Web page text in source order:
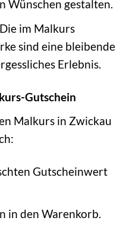
Wünschen gestalten.
Die im Malkurs
sind eine bleibende
Erlebnis.
Gutschein
Malkurs in Zwickau
Gutscheinwert
in den Warenkorb.